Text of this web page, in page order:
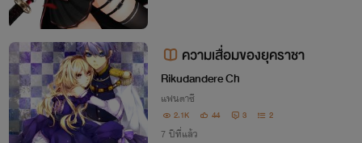
ความเสื่อมของยุคราชา
Rikudandere Ch
แฟนตาซี
2.1K 44 3 2
7 ปีที่แล้ว